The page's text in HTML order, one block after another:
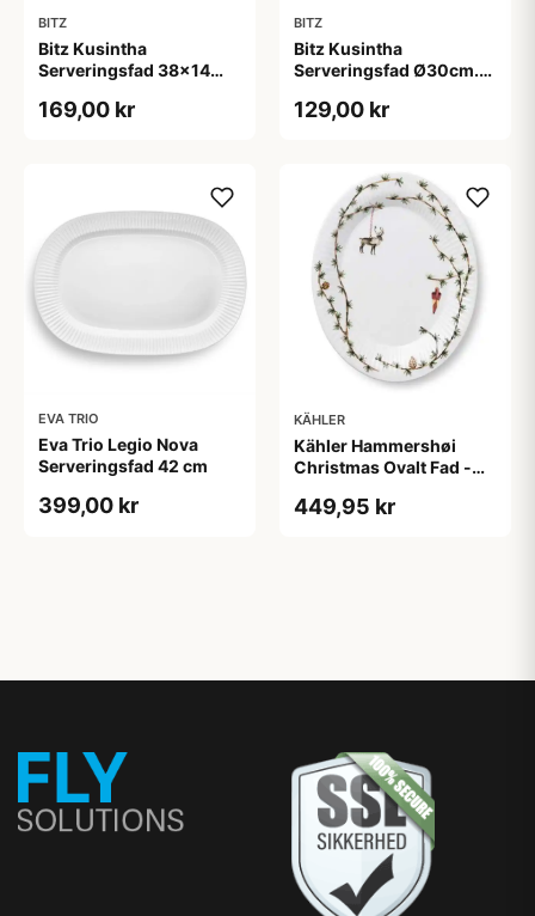
BITZ
Bitz Kusintha
Serveringsfad 38x14
169,00 kr
BITZ
Bitz Kusintha
Serveringsfad Ø30cm.-
129,00 kr
EVA TRIO
Eva Trio Legio Nova
Serveringsfad 42 cm
399,00 kr
KÄHLER
Kähler Hammershøi
Christmas Ovalt Fad -
449,95 kr